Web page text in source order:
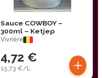
Sauce COWBOY –
300ml – Ketjep
Vivrière
4,72 €
15,73 €/L +